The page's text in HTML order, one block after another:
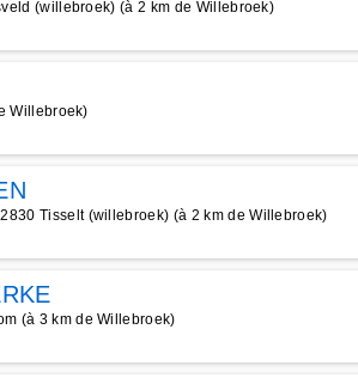
(willebroek) (à 2 km de Willebroek)
Willebroek)
Tisselt (willebroek) (à 2 km de Willebroek)
(à 3 km de Willebroek)